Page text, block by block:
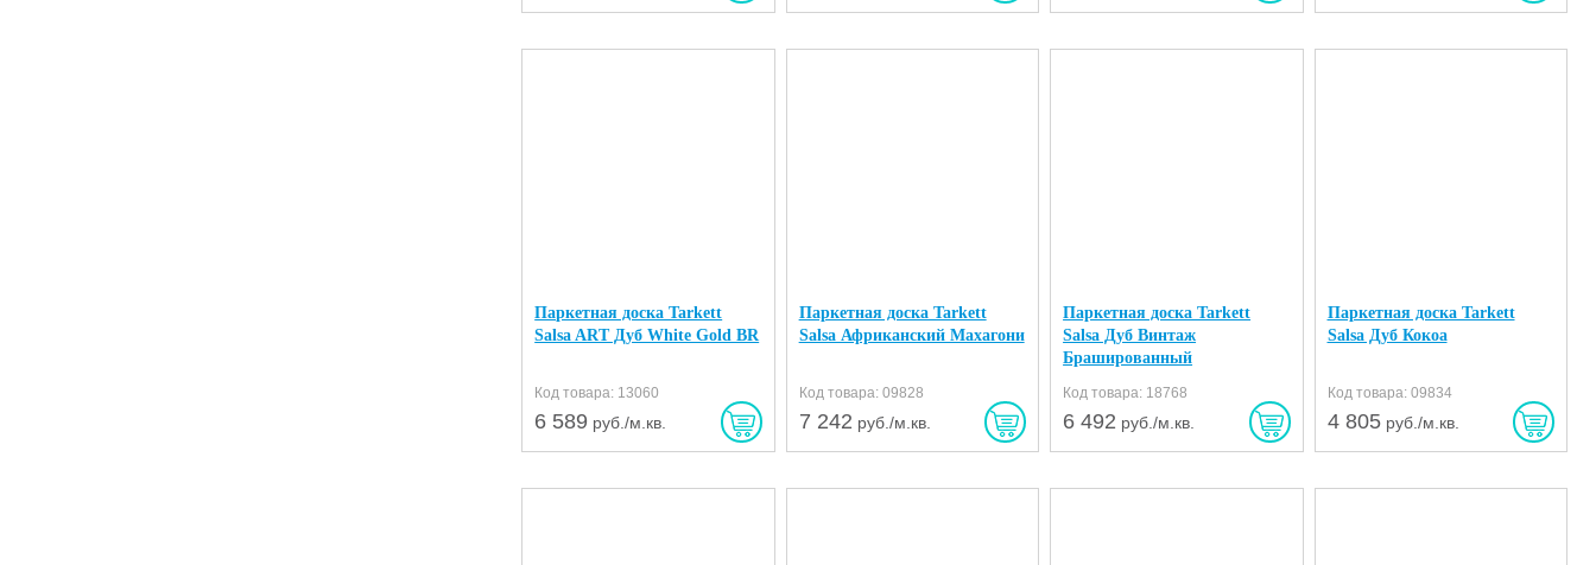
Паркетная доска Tarkett
Salsa ART Дуб White Gold BR
Код товара: 13060
6 589 руб./м.кв.
Паркетная доска Tarkett
Salsa Африканский Махагони
Код товара: 09828
7 242 руб./м.кв.
Паркетная доска Tarkett
Salsa Дуб Винтаж
Брашированный
Код товара: 18768
6 492 руб./м.кв.
Паркетная доска Tarkett
Salsa Дуб Кокоа
Код товара: 09834
4 805руб./м.кв.